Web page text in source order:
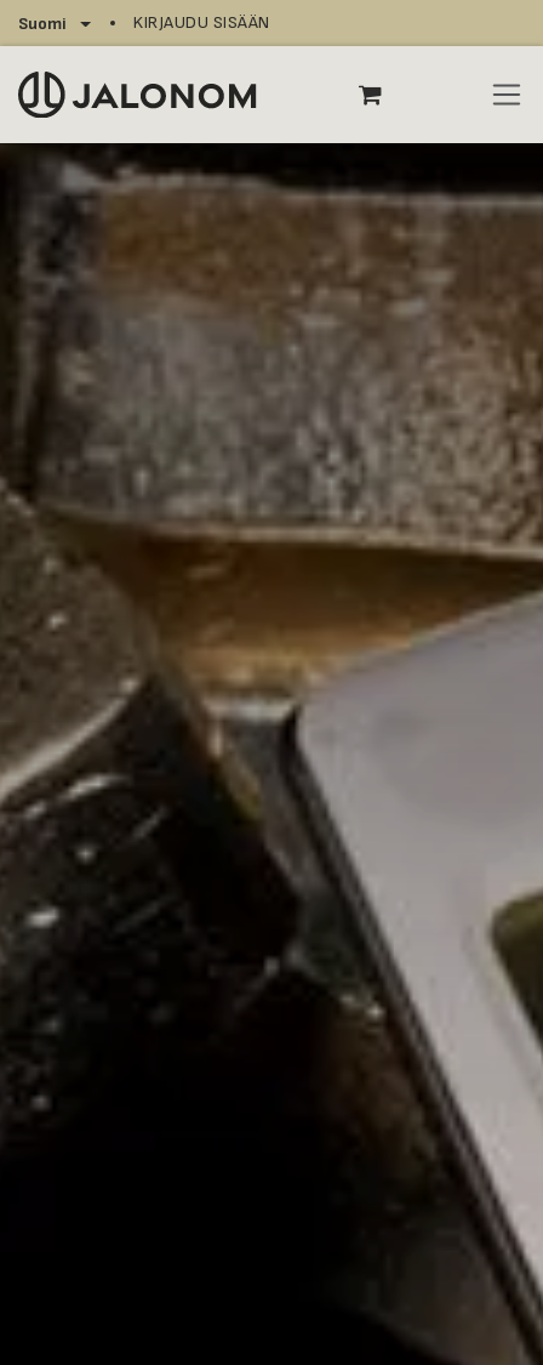
Siirry sisältöön
Suomi KIRJAUDU SISÄÄN